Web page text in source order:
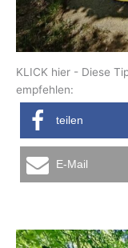
KLICK hier - Diese
empfehlen:
teilen
E-Mail